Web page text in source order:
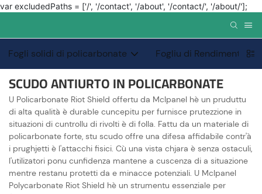
var excludedPaths = ['/', '/contact', '/about', '/contact/', '/about/'];
Fogli solidi di policarbonate Fogliu di Rendimentu
SCUDO ANTIURTO IN POLICARBONATE
U Policarbonate Riot Shield offertu da Mclpanel hè un pruduttu
di alta qualità è durable cuncepitu per furnisce prutezzione in
situazioni di cuntrollu di rivolti è di folla. Fattu da un materiale di
policarbonate forte, stu scudo offre una difesa affidabile contr'à
i prughjetti è l'attacchi fisici. Cù una vista chjara è senza ostaculi,
l'utilizatori ponu cunfidenza mantene a cuscenza di a situazione
mentre restanu protetti da e minacce potenziali. U Mclpanel
Polycarbonate Riot Shield hè un strumentu essenziale per